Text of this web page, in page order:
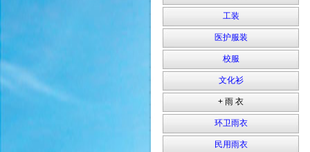
工装
医护服装
校服
文化衫
+ 雨 衣
环卫雨衣
民用雨衣